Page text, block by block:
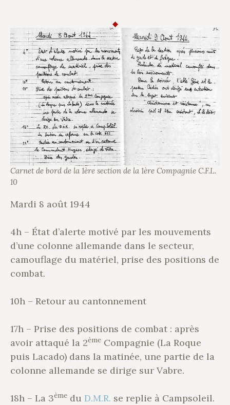
Carnet de bord de la 1ère section de la 1ère Compagnie C.F.L.
10
Mardi 8 août 1944
4h – État d’alerte motivé par les mouvements
d’une colonne allemande dans le secteur,
camouflage du matériel, prise des positions de
combat.
10h – Retour au cantonnement
17h – Prise des positions de combat : après
avoir attaqué la 2ème Compagnie (La Roque
puis Lacado) dans la matinée, une partie de la
colonne allemande se dirige sur Vabre.
18h – La 3ème du D.M.R. se replie à Campsoleil.